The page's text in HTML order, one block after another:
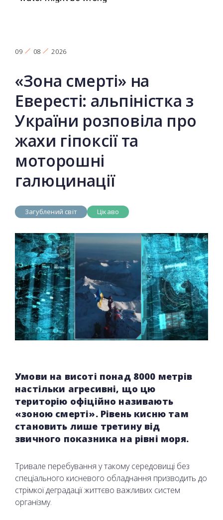
09 08 2026
«Зона смерті» на
Евересті: альпіністка з
України розповіла про
жахи гіпоксії та
моторошні
галюцинації
Загублений світ Цікаво
Умови на висоті понад 8000 метрів
настільки агресивні, що цю
територію офіційно називають
«зоною смерті». Рівень кисню там
становить лише третину від
звичного показника на рівні моря.
Тривале перебування у такому середовищі без
спеціального кисневого обладнання призводить до
стрімкої деградації життєво важливих систем
організму.